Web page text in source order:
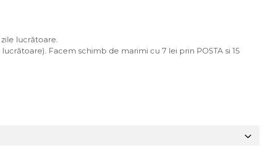
lucrătoare.
Facem schimb de marimi cu 7 lei prin POSTA si 15